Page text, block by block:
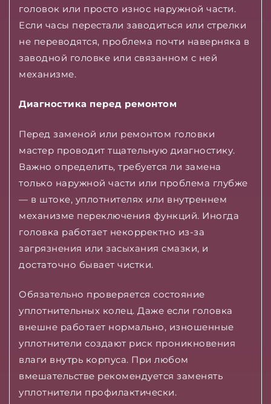
головок или просто износ наружной части.
Если часы перестали заводиться или стрелки
не переводятся, проблема почти наверняка в
заводной головке или связанном с ней
механизме.
Диагностика перед ремонтом
Перед заменой или ремонтом головки
мастер проводит тщательную диагностику.
Важно определить, требуется ли замена
только наружной части или проблема глубже
— в штоке, уплотнителях или внутреннем
механизме переключения функций. Иногда
головка работает некорректно из-за
загрязнения или засыхания смазки, и
достаточно бывает чистки.
Обязательно проверяется состояние
уплотнительных колец. Даже если головка
внешне работает нормально, изношенные
уплотнители создают риск проникновения
влаги внутрь корпуса. При любом
вмешательстве рекомендуется заменять
уплотнители профилактически.